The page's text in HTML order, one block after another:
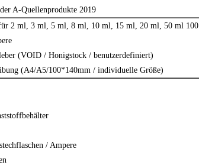
A-Quellenprodukte 2019
für 2 ml, 3 ml, 5 ml, 8 ml, 10 ml, 15 ml, 20 ml, 50 ml 100
(VOID / Honigstock / benutzerdefiniert)
(A4/A5/100*140mm / individuelle Größe)
/ Ampere